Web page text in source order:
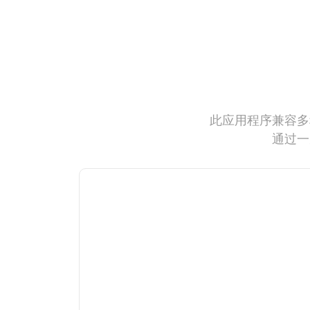
此应用程序兼容
通过